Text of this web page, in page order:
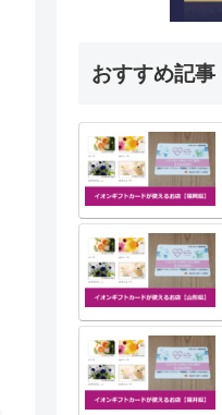
おすすめ記事